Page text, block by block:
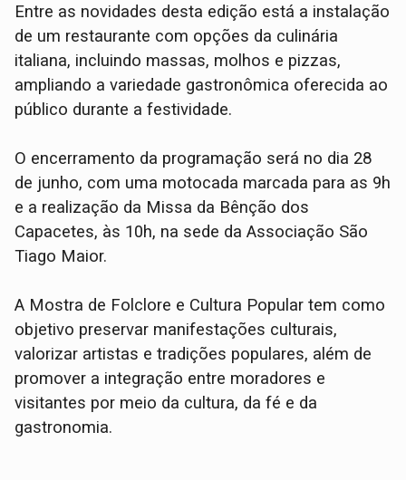
Entre as novidades desta edição está a instalação
de um restaurante com opções da culinária
italiana, incluindo massas, molhos e pizzas,
ampliando a variedade gastronômica oferecida ao
público durante a festividade.
O encerramento da programação será no dia 28
de junho, com uma motocada marcada para as 9h
e a realização da Missa da Bênção dos
Capacetes, às 10h, na sede da Associação São
Tiago Maior.
A Mostra de Folclore e Cultura Popular tem como
objetivo preservar manifestações culturais,
valorizar artistas e tradições populares, além de
promover a integração entre moradores e
visitantes por meio da cultura, da fé e da
gastronomia.